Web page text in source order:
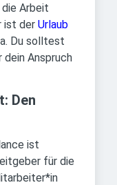
die Arbeit
ist der Urlaub
Du solltest
dein Anspruch
Den
ist
für die